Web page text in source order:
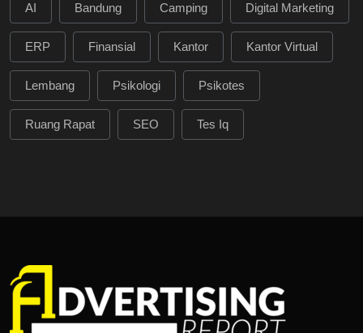
AI Bandung Camping Digital Marketing
ERP Finansial Kantor Kantor Virtual
Lembang Psikologi Psikotes
Ruang Rapat SEO Tes Iq